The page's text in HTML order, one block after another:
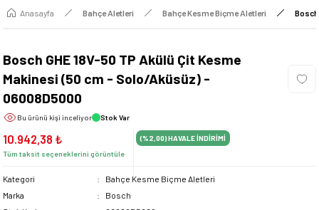
Anasayfa Bahçe Aletleri Bahçe Kesme Biçme Aletleri
Bosch GHE 18V-50 TP Akülü Çit Kesme
Makinesi (50 cm - Solo/Aküsüz) -
06008D5000
Bu ürünü kişi inceliyor Stok Var
10.942,38 ₺
Tüm taksit seçeneklerini görüntüle
(%2,00)HAVALE İNDİRİMİ
Kategori
Bahçe Kesme Biçme Aletleri
Marka
Bosch